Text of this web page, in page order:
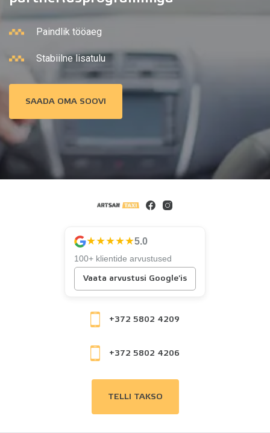
Paindlik tööaeg
Stabiilne lisatulu
SAADA OMA SOOVI
★★★★★5.0
100+ klientide arvustused
Vaata arvustusi Google'is
+372 5802 4209
+372 5802 4206
TELLI TAKSO